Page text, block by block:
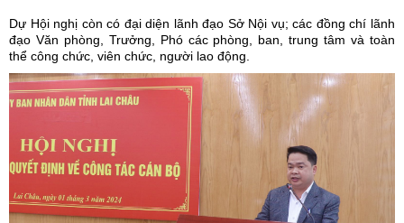
Dự Hội nghị còn có đại diện lãnh đạo Sở Nội vụ; các đồng chí lãnh
đạo Văn phòng, Trưởng, Phó các phòng, ban, trung tâm và toàn
thể công chức, viên chức, người lao động.